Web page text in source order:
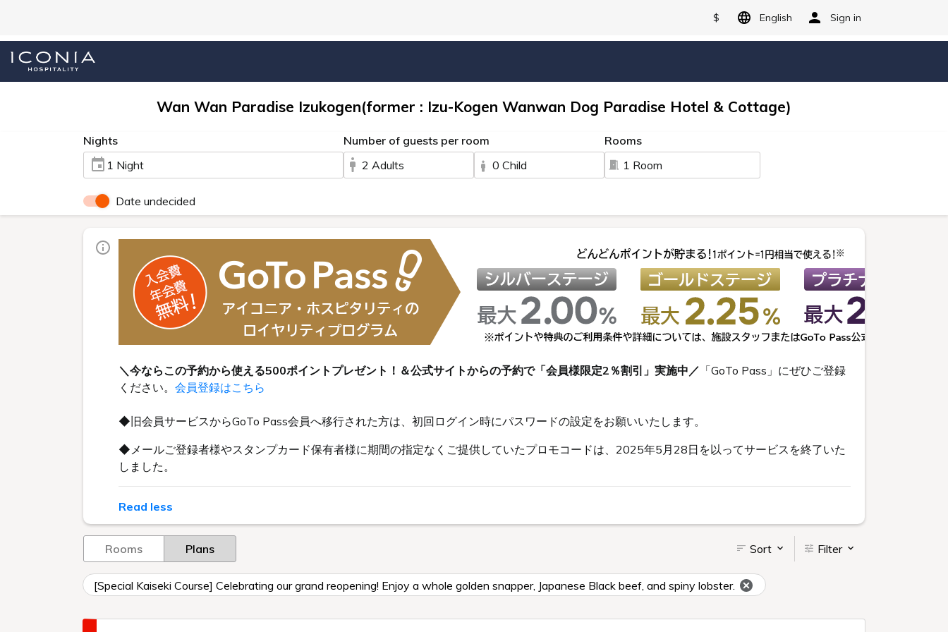
$ English Sign in
Wan Wan Paradise Izukogen(former : Izu-Kogen Wanwan Dog Paradise Hotel & Cottage)
Nights
1 Night
Number of guests per room
2 Adults
0 Child
Rooms
1 Room
Date undecided
＼今ならこの予約から使える500ポイントプレゼント！＆公式サイトからの予約で「会員様限定2％割引」実施中／ 「GoTo Pass」にぜひご登録
ください。 会員登録はこちら
◆旧会員サービスからGoTo Pass会員へ移行された方は、初回ログイン時にパスワードの設定をお願いいたします。
◆メールご登録者様やスタンプカード保有者様に期間の指定なくご提供していたプロモコードは、2025年5月28日を以ってサービスを終了いた
しました。
Read less
Rooms Plans Sort Filter
[Special Kaiseki Course] Celebrating our grand reopening! Enjoy a whole golden snapper, Japanese Black beef, and spiny lobster.